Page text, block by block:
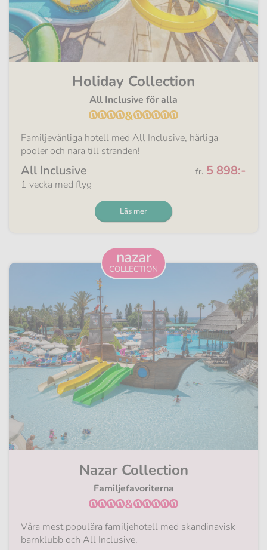
Holiday Collection
All Inclusive för alla
&
Familjevänliga hotell med All Inclusive, härliga
pooler och nära till stranden!
All Inclusive Från
fr. 5 898:-
1 vecka med flyg
Läs mer
nazar
COLLECTION
Nazar Collection
Familjefavoriterna
&
Våra mest populära familjehotell med skandinavisk
barnklubb och All Inclusive.